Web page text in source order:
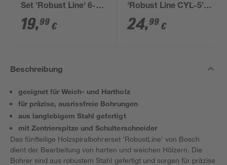
Set 'Robust Line' 6-
teilig
19,99 €
'Robust Line CYL-5'
5-teilig
24,99 €
Beschreibung
geeignet für Weich- und Hartholz
für präzise, ausrissfreie Bohrungen
aus langlebigem Stahl gefertigt
mit Zentrierspitze und Schulterschneider
Das fünfteilige Holzspiralbohrerset 'RobustLine' von Bosch
dient der Bearbeitung von harten und weichen Hölzern. Die
Bohrer sind aus robustem Stahl gefertigt und sorgen für präzise